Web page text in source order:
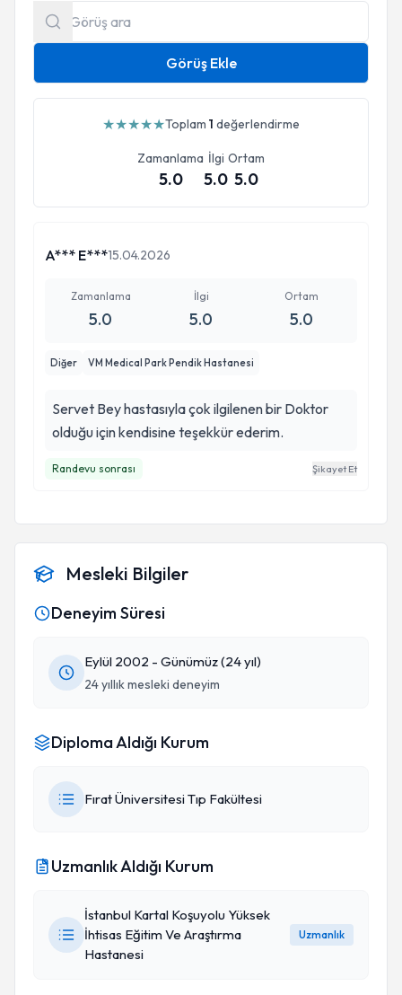
Görüş Ekle
★★★★★Toplam 1 değerlendirme
Zamanlama
5.0
İlgi
5.0
Ortam
5.0
A*** E***15.04.2026
Zamanlama
5.0
İlgi
5.0
Ortam
5.0
Diğer VM Medical Park Pendik Hastanesi
Servet Bey hastasıyla çok ilgilenen bir Doktor
olduğu için kendisine teşekkür ederim.
Randevu sonrası Şikayet Et
Mesleki Bilgiler
Deneyim Süresi
Eylül 2002 - Günümüz (24 yıl)
24 yıllık mesleki deneyim
Diploma Aldığı Kurum
Fırat Üniversitesi Tıp Fakültesi
Uzmanlık Aldığı Kurum
İstanbul Kartal Koşuyolu Yüksek
İhtisas Eğitim Ve Araştırma
Hastanesi
Uzmanlık